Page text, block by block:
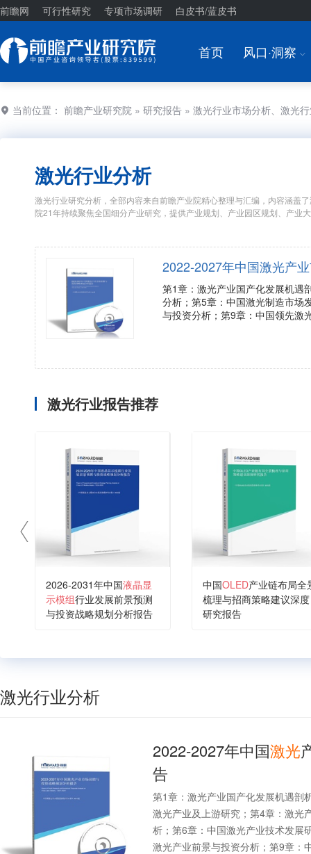
前瞻网 可行性研究 专项市场调研 白皮书/蓝皮书
首页 风口·洞察 I
当前位置： 前瞻产业研究院 » 研究报告 » 激光行业市场分析、激光
激光行业分析
激光行业研究分析，全部内容来自前瞻产业院精心整理与汇编，内容涵盖
院21年持续聚焦全国细分产业研究，提供产业规划、产业园区规划、产业
2022-2027年中国激光产
第1章：激光产业国产化发展机遇
分析；第5章：中国激光制造市场
与投资分析；第9章：中国领先激
激光行业报告推荐
2026-2031年中国液晶显
示模组行业发展前景预测
与投资战略规划分析报告
中国OLED产业链布局全
梳理与招商策略建议深度
研究报告
激光行业分析
2022-2027年中国激光
告
第1章：激光产业国产化发展机遇剖
激光产业及上游研究；第4章：激光
析；第6章：中国激光产业技术发展
激光产业前景与投资分析；第9章：